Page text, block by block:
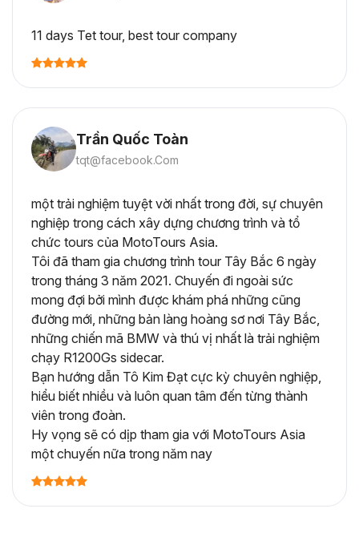
11 days Tet tour, best tour company
Trần Quốc Toàn
tqt@facebook.Com
một trải nghiệm tuyệt vời nhất trong đời, sự chuyên
nghiệp trong cách xây dựng chương trình và tổ
chức tours của MotoTours Asia.
Tôi đã tham gia chương trình tour Tây Bắc 6 ngày
trong tháng 3 năm 2021. Chuyến đi ngoài sức
mong đợi bởi mình được khám phá những cũng
đường mới, những bản làng hoàng sơ nơi Tây Bắc,
những chiến mã BMW và thú vị nhất là trải nghiệm
chạy R1200Gs sidecar.
Bạn hướng dẫn Tô Kim Đạt cực kỳ chuyên nghiệp,
hiểu biết nhiều và luôn quan tâm đến từng thành
viên trong đoàn.
Hy vọng sẽ có dịp tham gia với MotoTours Asia
một chuyến nữa trong năm nay